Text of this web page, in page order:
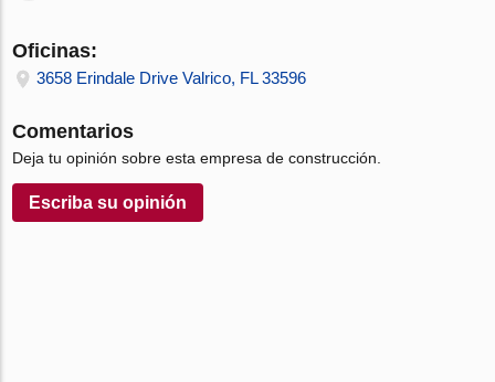
Oficinas:
3658 Erindale Drive Valrico, FL 33596
Comentarios
Deja tu opinión sobre esta empresa de construcción.
Escriba su opinión